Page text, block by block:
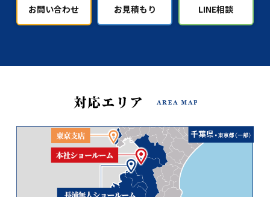
お問い合わせ お見積もり LINE相談